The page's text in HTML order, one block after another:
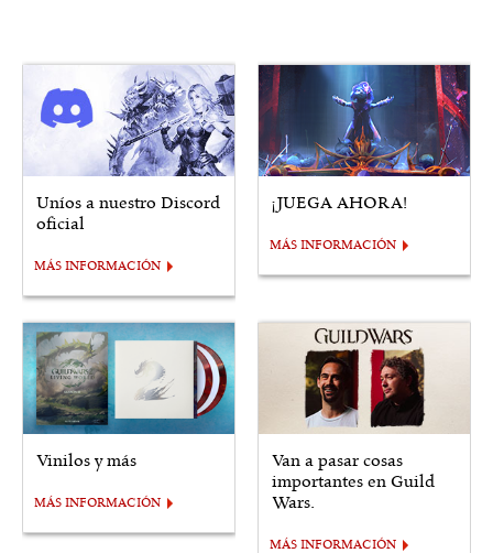
Uníos a nuestro Discord
oficial
MÁS INFORMACIÓN
¡JUEGA AHORA!
MÁS INFORMACIÓN
Vinilos y más
MÁS INFORMACIÓN
Van a pasar cosas
importantes en Guild
Wars.
MÁS INFORMACIÓN